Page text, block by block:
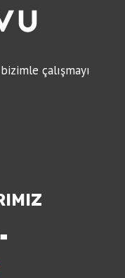
çalışmayı